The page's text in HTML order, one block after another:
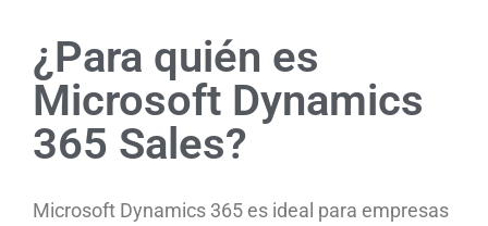
¿Para quién es
Microsoft Dynamics
365 Sales?
Microsoft Dynamics 365 es ideal para empresas